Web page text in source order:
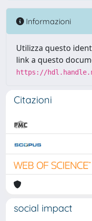
Informazioni
Utilizza questo
link a questo
https://
Citazioni
social impact